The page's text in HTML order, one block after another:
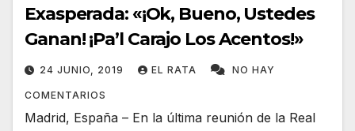
Exasperada: «¡Ok, Bueno, Ustedes
Ganan! ¡Pa’l Carajo Los Acentos!»
24 JUNIO, 2019 EL RATA NO HAY
COMENTARIOS
Madrid, España – En la última reunión de la Real